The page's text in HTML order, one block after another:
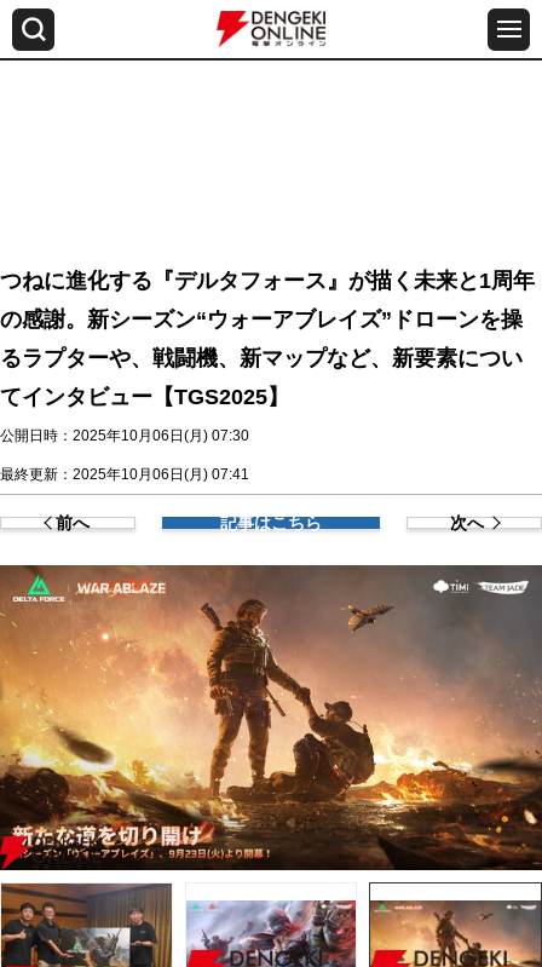
つねに進化する『デルタフォース』が描く未来と1周年
の感謝。新シーズン“ウォーアブレイズ”ドローンを操
るラプターや、戦闘機、新マップなど、新要素につい
てインタビュー【TGS2025】
公開日時：2025年10月06日(月) 07:30
最終更新：2025年10月06日(月) 07:41
前へ 記事はこちら 次へ